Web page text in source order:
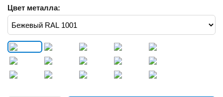
Цвет металла: